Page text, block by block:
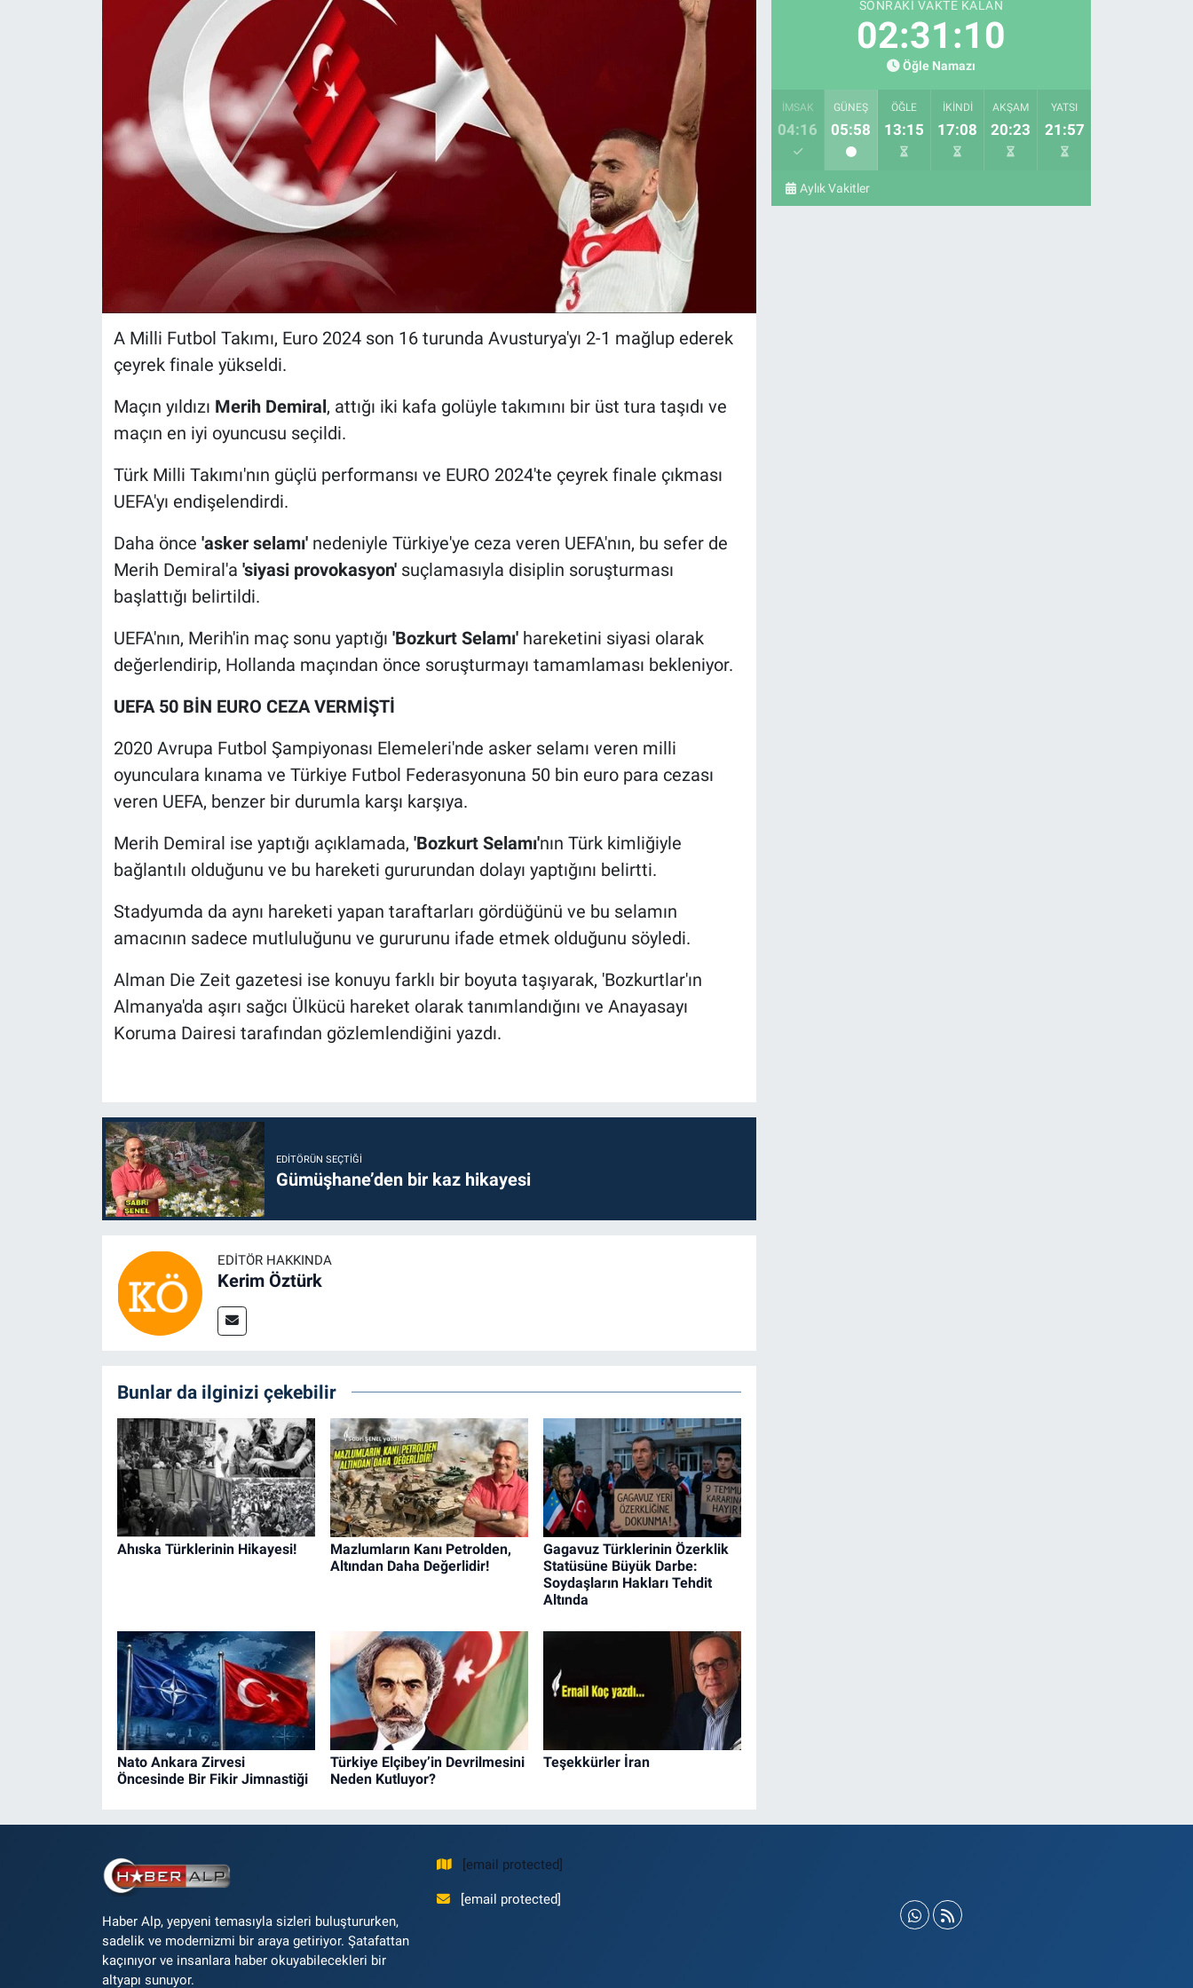
A Milli Futbol Takımı, Euro 2024 son 16 turunda Avusturya'yı 2-1 mağlup ederek
çeyrek finale yükseldi.
Maçın yıldızı Merih Demiral, attığı iki kafa golüyle takımını bir üst tura taşıdı ve
maçın en iyi oyuncusu seçildi.
Türk Milli Takımı'nın güçlü performansı ve EURO 2024'te çeyrek finale çıkması
UEFA'yı endişelendirdi.
Daha önce 'asker selamı'nedeniyle Türkiye'ye ceza veren UEFA'nın, bu sefer de
Merih Demiral'a 'siyasi provokasyon'suçlamasıyla disiplin soruşturması
başlattığı belirtildi.
UEFA'nın, Merih'in maç sonu yaptığı 'Bozkurt Selamı'hareketini siyasi olarak
değerlendirip, Hollanda maçından önce soruşturmayı tamamlaması bekleniyor.
UEFA 50 BİN EURO CEZA VERMİŞTİ
2020 Avrupa Futbol Şampiyonası Elemeleri'nde asker selamı veren milli
oyunculara kınama ve Türkiye Futbol Federasyonuna 50 bin euro para cezası
veren UEFA, benzer bir durumla karşı karşıya.
Merih Demiral ise yaptığı açıklamada, 'Bozkurt Selamı'nın Türk kimliğiyle
bağlantılı olduğunu ve bu hareketi gururundan dolayı yaptığını belirtti.
Stadyumda da aynı hareketi yapan taraftarları gördüğünü ve bu selamın
amacının sadece mutluluğunu ve gururunu ifade etmek olduğunu söyledi.
Alman Die Zeit gazetesi ise konuyu farklı bir boyuta taşıyarak, 'Bozkurtlar'ın
Almanya'da aşırı sağcı Ülkücü hareket olarak tanımlandığını ve Anayasayı
Koruma Dairesi tarafından gözlemlendiğini yazdı.
EDITÖRÜN SEÇTIĞI
Gümüşhane’den bir kaz hikayesi
EDITÖR HAKKINDA
Kerim Öztürk
Bunlar da ilginizi çekebilir
Ahıska Türklerinin Hikayesi!
Mazlumların Kanı Petrolden,
Altından Daha Değerlidir!
Gagavuz Türklerinin Özerklik
Statüsüne Büyük Darbe:
Soydaşların Hakları Tehdit
Altında
Nato Ankara Zirvesi
Öncesinde Bir Fikir Jimnastiği
Türkiye Elçibey’in Devrilmesini
Neden Kutluyor?
Teşekkürler İran
SONRAKI VAKTE KALAN
02:31:10
Öğle Namazı
İMSAK
04:16
GÜNEŞ
05:58
ÖĞLE
13:15
İKINDI
17:08
AKŞAM
20:23
YATSI
21:57
Aylık Vakitler
Haber Alp, yepyeni temasıyla sizleri buluştururken,
sadelik ve modernizmi bir araya getiriyor. Şatafattan
kaçınıyor ve insanlara haber okuyabilecekleri bir
altyapı sunuyor.
[email protected]
[email protected]